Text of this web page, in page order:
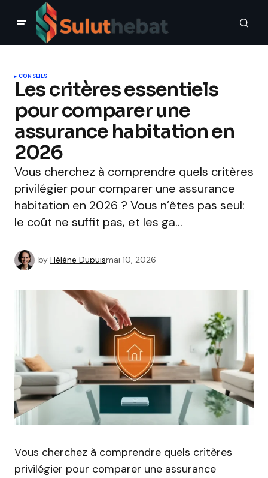
CONSEILS
Les critères essentiels
pour comparer une
assurance habitation en
2026
Vous cherchez à comprendre quels critères
privilégier pour comparer une assurance
habitation en 2026 ? Vous n’êtes pas seul:
le coût ne suffit pas, et les ga…
by Hélène Dupuismai 10, 2026
Vous cherchez à comprendre quels critères
privilégier pour comparer une assurance